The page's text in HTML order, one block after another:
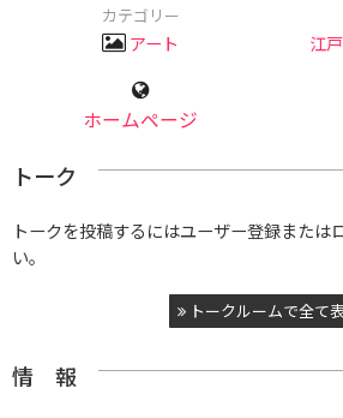
カテゴリー
アート 江
ホームページ
トーク
トークを投稿するにはユーザー登録または
い。
トークルームで全て
情 報